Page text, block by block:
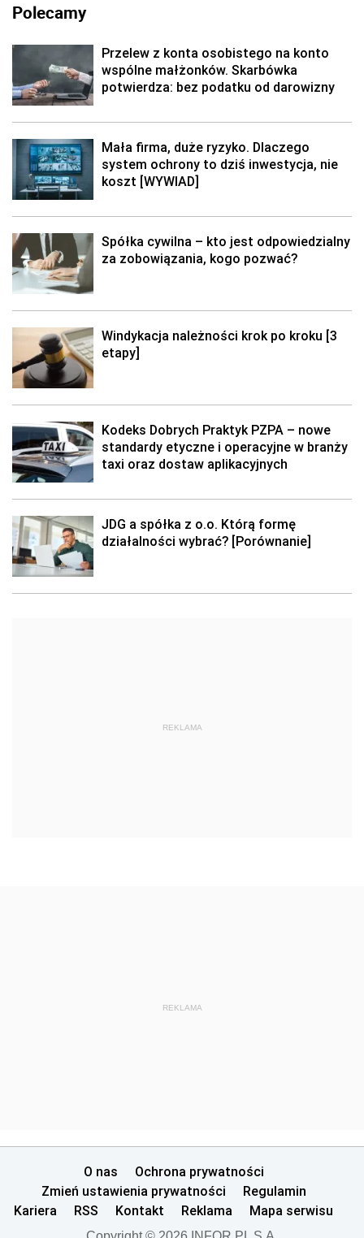
Polecamy
Przelew z konta osobistego na konto
wspólne małżonków. Skarbówka
potwierdza: bez podatku od darowizny
Mała firma, duże ryzyko. Dlaczego
system ochrony to dziś inwestycja, nie
koszt [WYWIAD]
Spółka cywilna – kto jest odpowiedzialny
za zobowiązania, kogo pozwać?
Windykacja należności krok po kroku [3
etapy]
Kodeks Dobrych Praktyk PZPA – nowe
standardy etyczne i operacyjne w branży
taxi oraz dostaw aplikacyjnych
JDG a spółka z o.o. Którą formę
działalności wybrać? [Porównanie]
REKLAMA
REKLAMA
O nas
Ochrona prywatności
Zmień ustawienia prywatności
Regulamin
Kariera
RSS Kontakt Reklama Mapa serwisu